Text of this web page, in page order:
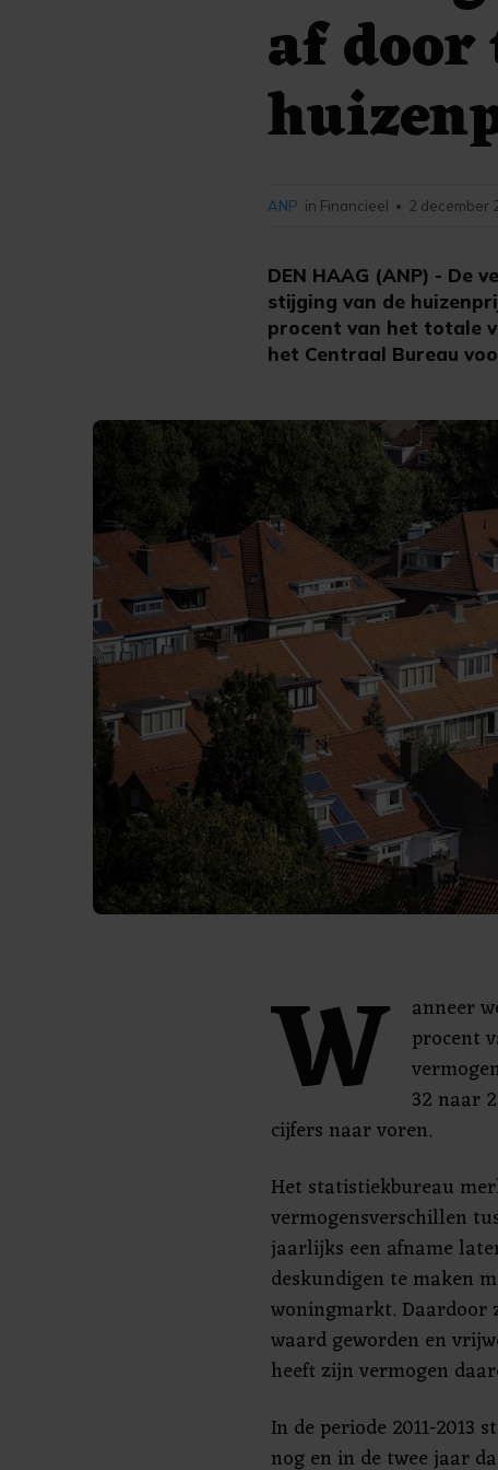
af door
DEN HAAG (ANP) - De
stijging van de
procent van het totale
het Centraal Bureau
ANP in Financieel • 2 december
W
anneer
procent
32 naar
cijfers naar voren.
Het statistiekbureau
vermogensverschillen
jaarlijks een afname
deskundigen te maken
woningmarkt. Daardoor
waard geworden en
heeft zijn vermogen
In de periode 2011-2013
nog en in de twee jaar